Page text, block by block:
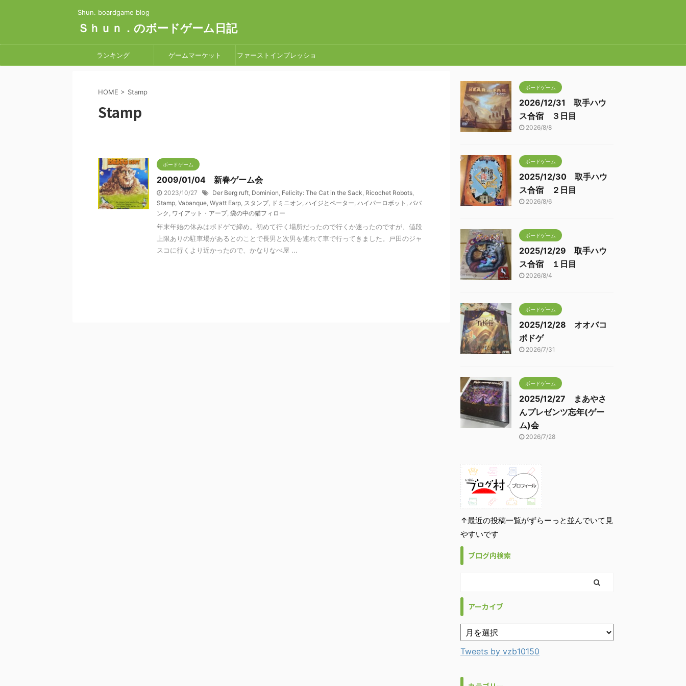
Shun. boardgame blog
Ｓｈｕｎ．のボードゲーム日記
ランキング ゲームマーケット ファーストインプレッショ
HOME > Stamp
Stamp
ボードゲーム
2009/01/04 新春ゲーム会
2023/10/27 Der Berg ruft, Dominion, Felicity: The Cat in the Sack, Ricochet Robots,
Stamp, Vabanque, Wyatt Earp, スタンプ, ドミニオン, ハイジとペーター, ハイパーロボット , ババ
ンク , ワイアット・アープ, 袋の中の猫フィロー
年末年始の休みはボドゲで締め。初めて行く場所だったので行くか迷ったのですが、値段
上限ありの駐車場があるとのことで長男と次男を連れて車で行ってきました。戸田のジャ
スコに行くより近かったので、かなりなべ屋 ...
ボードゲーム
2026/12/31 取手ハウ
ス合宿 ３日目
2026/8/8
ボードゲーム
2025/12/30 取手ハウ
ス合宿 ２日目
2026/8/6
ボードゲーム
2025/12/29 取手ハウ
ス合宿 １日目
2026/8/4
ボードゲーム
2025/12/28 オオバコ
ボドゲ
2026/7/31
ボードゲーム
2025/12/27 まあやさ
んプレゼンツ忘年(ゲー
ム)会
2026/7/28
↑最近の投稿一覧がずらーっと並んでいて見
やすいです
ブログ内検索
アーカイブ
Tweets by vzb10150